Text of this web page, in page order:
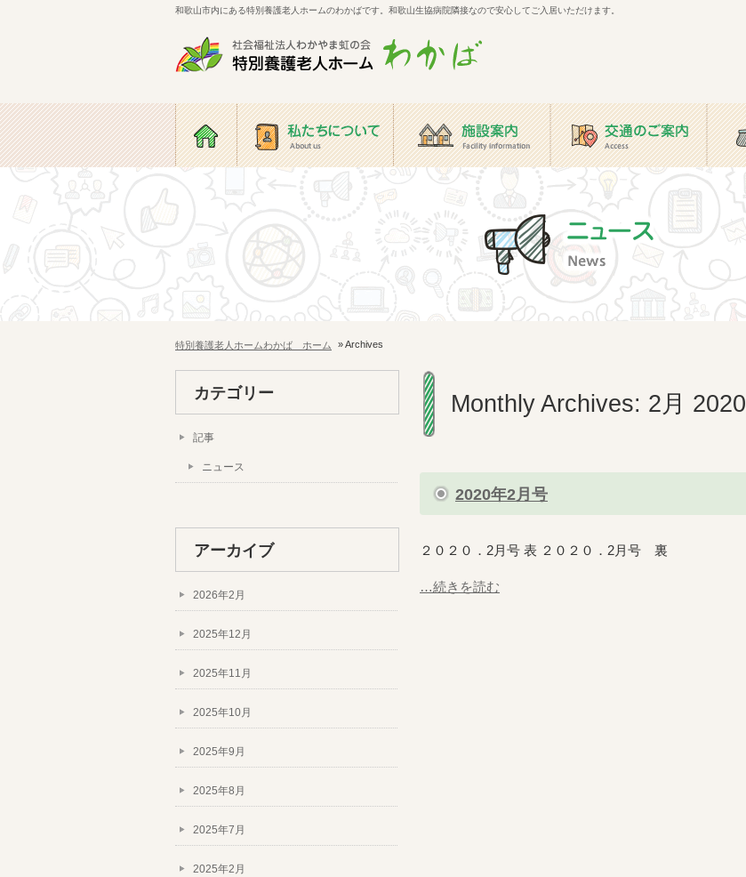
和歌山市内にある特別養護老人ホームのわかばです。和歌山生協病院隣接なので安心してご入居いただけます。
かば
施設案内 交通のご案内
特別養護老人ホームわかば ホーム » Archives
Monthly Archives: 2月 2020
2020年2月号
２０２０．2月号 表 ２０２０．2月号 裏
…続きを読む
カテゴリー
記事
ニュース
アーカイブ
2026年2月
2025年12月
2025年11月
2025年10月
2025年9月
2025年8月
2025年7月
2025年2月